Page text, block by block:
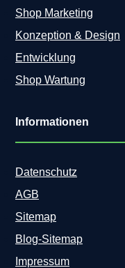
Shop Marketing
Konzeption & Design
Entwicklung
Shop Wartung
Informationen
Datenschutz
AGB
Sitemap
Blog-Sitemap
Impressum